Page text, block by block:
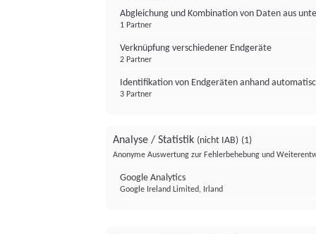
Abgleichung und Kombination von Daten aus
1 Partner
Verknüpfung verschiedener Endgeräte
2 Partner
Identifikation von Endgeräten anhand
3 Partner
Analyse / Statistik (nicht IAB) (1)
Anonyme Auswertung zur Fehlerbehebung und
Google Analytics
Google Ireland Limited, Irland